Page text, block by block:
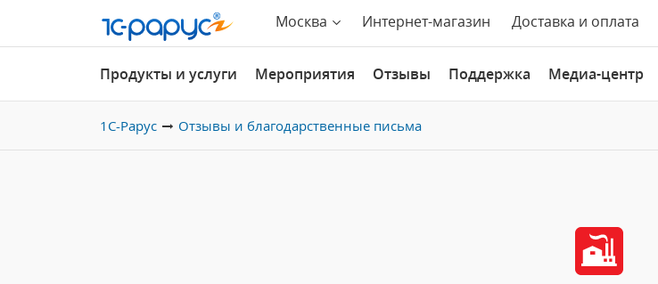
Москва Интернет-магазин Доставка и оплата
Продукты и услуги Мероприятия Отзывы Поддержка Медиа-центр
1С-Рарус Отзывы и благодарственные письма